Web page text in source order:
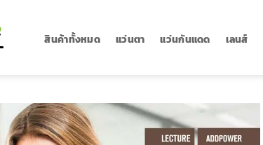
สินค้าทั้งหมด แว่นตา แว่นกันแดด เลนส์